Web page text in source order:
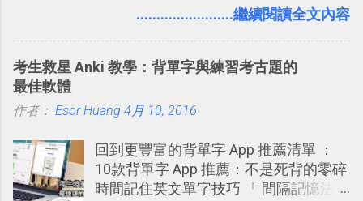
Twitter Blocks：
蒐小誌： http://twitter.com/esorhjy
Twitter除了自顧自的碎碎念外，你可以
者，只要進入該使用者的個人頁面，然
跟隨者、被跟隨者的概念是Twitter另一
個非常好玩的地方 ，所以 這次的
Twitter Blocks很強調這個人際網路的概
一代的網頁版！ 這款「 DOOM on the
內，玩家可以免費上網通關！不過目前
Firefox 4 和Safari ，而 Google Chrome
一個什麼樣的管理工具，讓這麼多人都
念」的管理教學文章： 把 Evernote 當
Google Drive 變身 Trello ！幫雲端硬碟
著 Trello ，卻還沒有在電腦玩物上寫過
一篇完整的介紹！雖然錯過了幾年前第
一時間推薦 Trello 的時機，但在這段時
........................繼續閱讀全文內容
考生救星 Anki 教學：背單字與練習考古題的
最佳軟體
作者： Esor Huang 4月 10, 2016
回到更豐富的背單字 App 推薦清單 ：
10款背單字 App 推薦：不是死背的零碎
時間記住英文單字技巧 「 間隔記憶法